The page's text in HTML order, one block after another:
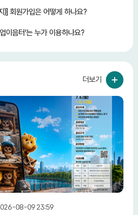
)] 회원가입은 어떻게 하나요?
이음터’는 누가 이용하나요?
08-09 23:59
더보기